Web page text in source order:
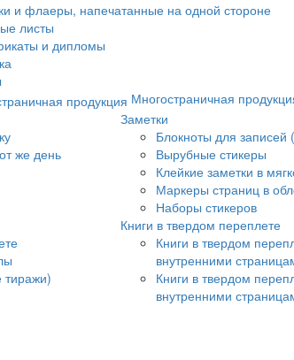
и флаеры, напечатанные на одной стороне
листы
и дипломы
Многостраничная
же день
Заметки
Блокноты для записей
Вырубные стикеры
Клейкие заметки в
Маркеры страниц в
Наборы стикеров
тиражи)
Книги в твердом переплете
Книги в твердом
внутренними
Книги в твердом
внутренними